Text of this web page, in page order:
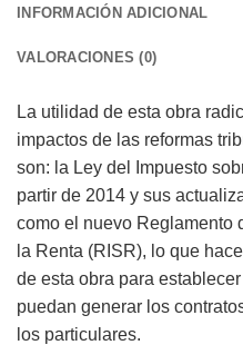
INFORMACIÓN ADICIONAL
VALORACIONES (0)
La utilidad de esta obra
impactos de las reformas
son: la Ley del Impuesto
partir de 2014 y sus
como el nuevo Reglamento
la Renta (RISR), lo que
de esta obra para
puedan generar los
los particulares.